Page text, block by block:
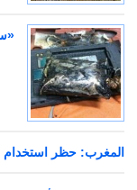
المغرب: حظر استخدام